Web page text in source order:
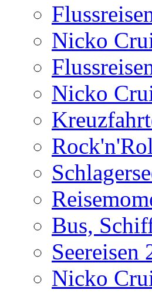
Nicko
Nicko
Bus,
Seereisen
Nicko